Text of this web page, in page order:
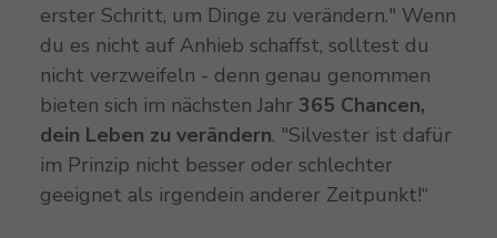
erster Schritt, um Dinge zu verändern." Wenn
du es nicht auf Anhieb schaffst, solltest du
nicht verzweifeln - denn genau genommen
bieten sich im nächsten Jahr 365 Chancen,
dein Leben zu verändern. "Silvester ist dafür
im Prinzip nicht besser oder schlechter
geeignet als irgendein anderer Zeitpunkt!“